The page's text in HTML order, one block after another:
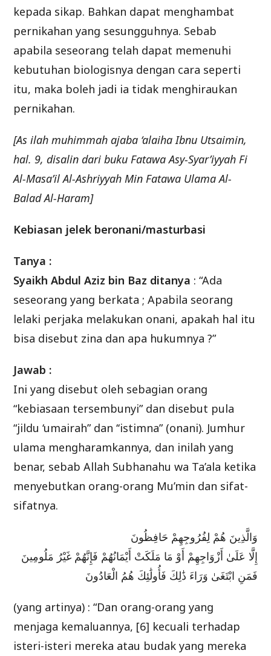
kepada sikap. Bahkan dapat menghambat
pernikahan yang sesungguhnya. Sebab
apabila seseorang telah dapat memenuhi
kebutuhan biologisnya dengan cara seperti
itu, maka boleh jadi ia tidak menghiraukan
pernikahan.
[As ilah muhimmah ajaba ‘alaiha Ibnu Utsaimin,
hal. 9, disalin dari buku Fatawa Asy-Syar’iyyah Fi
Al-Masa’il Al-Ashriyyah Min Fatawa Ulama Al-
Balad Al-Haram]
Kebiasan jelek beronani/masturbasi
Tanya :
Syaikh Abdul Aziz bin Baz ditanya : “Ada
seseorang yang berkata ; Apabila seorang
lelaki perjaka melakukan onani, apakah hal itu
bisa disebut zina dan apa hukumnya ?”
Jawab :
Ini yang disebut oleh sebagian orang
“kebiasaan tersembunyi” dan disebut pula
“jildu ‘umairah” dan ‘‘istimna” (onani). Jumhur
ulama mengharamkannya, dan inilah yang
benar, sebab Allah Subhanahu wa Ta’ala ketika
menyebutkan orang-orang Mu’min dan sifat-
sifatnya.
وَالَّذِينَ هُمْ لِفُرُوجِهِمْ حَافِظُونَ
إِلَّا عَلَىٰ أَزْوَاجِهِمْ أَوْ مَا مَلَكَتْ أَيْمَانُهُمْ فَإِنَّهُمْ غَيْرُ مَلُومِينَ
فَمَنِ ابْتَغَىٰ وَرَاءَ ذَٰلِكَ فَأُولَٰئِكَ هُمُ الْعَادُونَ
(yang artinya) : “Dan orang-orang yang
menjaga kemaluannya, [6] kecuali terhadap
isteri-isteri mereka atau budak yang mereka